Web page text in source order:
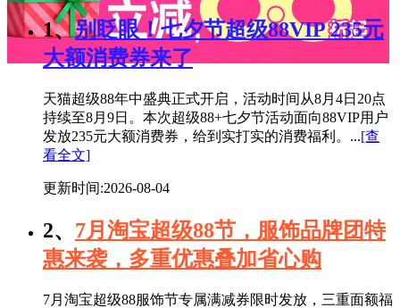
1、 别眨眼！七夕节超级88VIP 235元
大额消费券来了
天猫超级88年中盛典正式开启，活动时间从8月4日20点
持续至8月9日。本次超级88+七夕节活动面向88VIP用户
发放235元大额消费券，给到实打实的消费福利。...[查
看全文]
更新时间:2026-08-04
2、 7月淘宝超级88节，服饰品牌团特
惠来袭，多重优惠叠加省心购
7月淘宝超级88服饰节专属满减券限时发放，三重面额福